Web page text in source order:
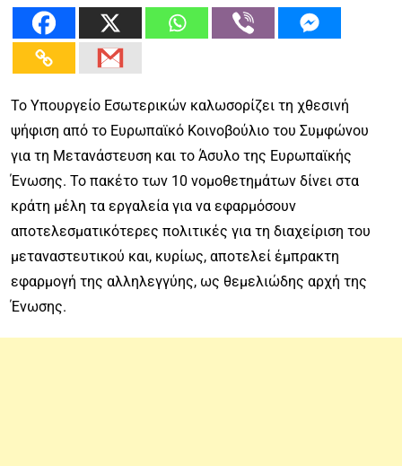
Το Υπουργείο Εσωτερικών καλωσορίζει τη χθεσινή
ψήφιση από το Ευρωπαϊκό Κοινοβούλιο του Συμφώνου
για τη Μετανάστευση και το Άσυλο της Ευρωπαϊκής
Ένωσης. Το πακέτο των 10 νομοθετημάτων δίνει στα
κράτη μέλη τα εργαλεία για να εφαρμόσουν
αποτελεσματικότερες πολιτικές για τη διαχείριση του
μεταναστευτικού και, κυρίως, αποτελεί έμπρακτη
εφαρμογή της αλληλεγγύης, ως θεμελιώδης αρχή της
Ένωσης.